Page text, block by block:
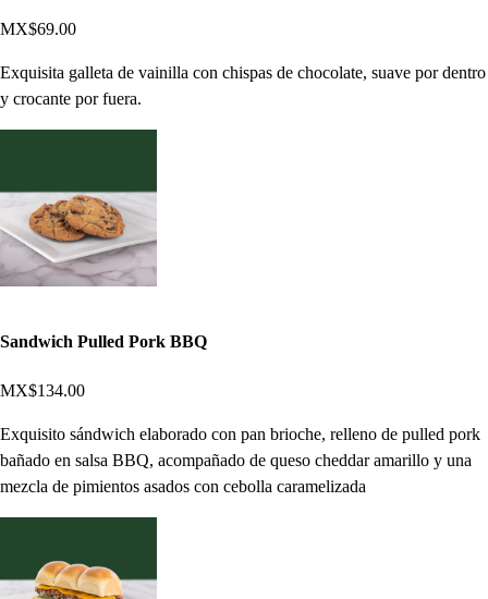
MX$69.00
Exquisita galleta de vainilla con chispas de chocolate, suave por dentro
y crocante por fuera.
Sandwich Pulled Pork BBQ
MX$134.00
Exquisito sándwich elaborado con pan brioche, relleno de pulled pork
bañado en salsa BBQ, acompañado de queso cheddar amarillo y una
mezcla de pimientos asados con cebolla caramelizada